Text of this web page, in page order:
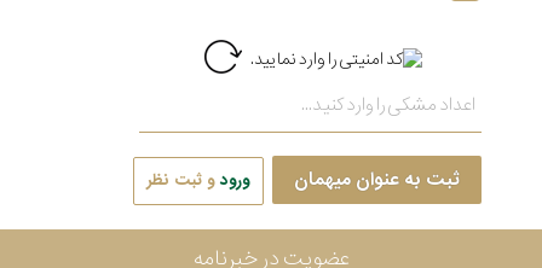
ثبت به عنوان میهمان ورودو ثبت نظر
عضویت در خبرنامه